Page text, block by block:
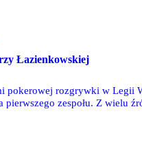
Łazienkowskiej
pokerowej rozgrywki w Legii
pierwszego zespołu. Z wielu